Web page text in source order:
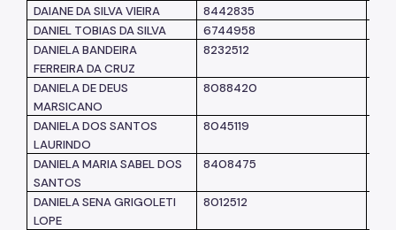
DAIANE DA SILVA VIEIRA
8442835
DANIEL TOBIAS DA SILVA
6744958
DANIELA BANDEIRA
FERREIRA DA CRUZ
8232512
DANIELA DE DEUS
MARSICANO
8088420
DANIELA DOS SANTOS
LAURINDO
8045119
DANIELA MARIA SABEL DOS
SANTOS
8408475
DANIELA SENA GRIGOLETI
LOPE
8012512